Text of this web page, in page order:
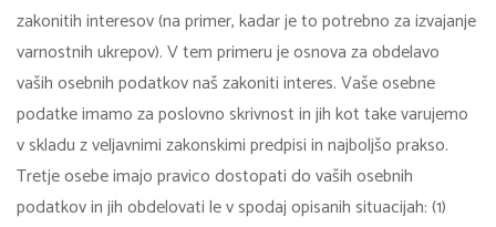
zakonitih interesov (na primer, kadar je to potrebno za izvajanje
varnostnih ukrepov). V tem primeru je osnova za obdelavo
vaših osebnih podatkov naš zakoniti interes. Vaše osebne
podatke imamo za poslovno skrivnost in jih kot take varujemo
v skladu z veljavnimi zakonskimi predpisi in najboljšo prakso.
Tretje osebe imajo pravico dostopati do vaših osebnih
podatkov in jih obdelovati le v spodaj opisanih situacijah: (1)